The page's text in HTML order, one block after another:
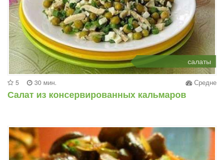
салаты
5 30 мин. Средне
Салат из консервированных кальмаров